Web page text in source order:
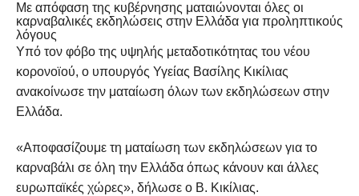
Mε απόφαση της κυβέρνησης ματαιώνονται όλες οι
καρναβαλικές εκδηλώσεις στην Ελλάδα για προληπτικούς
λόγους
Υπό τον φόβο της υψηλής μεταδοτικότητας του νέου
κορονοϊού, ο υπουργός Υγείας Βασίλης Κικίλιας
ανακοίνωσε την ματαίωση όλων των εκδηλώσεων στην
Ελλάδα.
«Αποφασίζουμε τη ματαίωση των εκδηλώσεων για το
καρναβάλι σε όλη την Ελλάδα όπως κάνουν και άλλες
ευρωπαϊκές χώρες», δήλωσε ο B. Κικίλιας.